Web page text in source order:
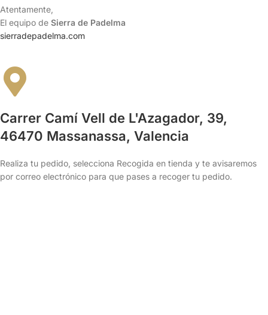
Atentamente,
El equipo de Sierra de Padelma
sierradepadelma.com
Carrer Camí Vell de L'Azagador, 39,
46470 Massanassa, Valencia
Realiza tu pedido, selecciona Recogida en tienda y te avisaremos
por correo electrónico para que pases a recoger tu pedido.